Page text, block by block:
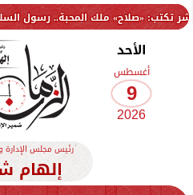
المحبة.. رسول السلام والإنسانية
الأحد
أغسطس
9
2026
رئيس مجلس الإدارة
إلهام